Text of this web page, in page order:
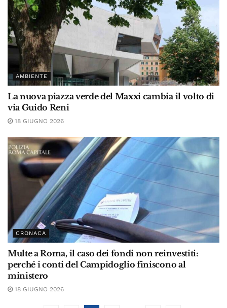
AMBIENTE
La nuova piazza verde del Maxxi cambia il volto di
via Guido Reni
18 GIUGNO 2026
CRONACA
Multe a Roma, il caso dei fondi non reinvestiti:
perché i conti del Campidoglio finiscono al
ministero
18 GIUGNO 2026